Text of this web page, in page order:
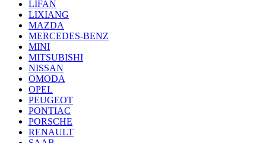
LIFAN
LIXIANG
MAZDA
MERCEDES-BENZ
MINI
MITSUBISHI
NISSAN
OMODA
OPEL
PEUGEOT
PONTIAC
PORSCHE
RENAULT